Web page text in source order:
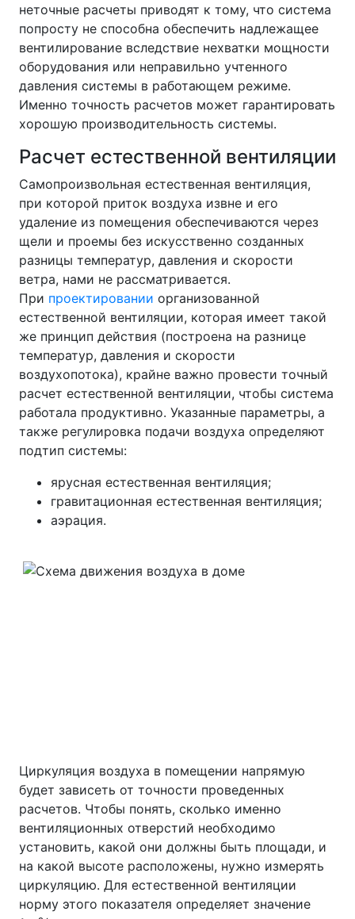
неточные расчеты приводят к тому, что система
попросту не способна обеспечить надлежащее
вентилирование вследствие нехватки мощности
оборудования или неправильно учтенного
давления системы в работающем режиме.
Именно точность расчетов может гарантировать
хорошую производительность системы.
Расчет естественной вентиляции
Самопроизвольная естественная вентиляция,
при которой приток воздуха извне и его
удаление из помещения обеспечиваются через
щели и проемы без искусственно созданных
разницы температур, давления и скорости
ветра, нами не рассматривается.
При проектировании организованной
естественной вентиляции, которая имеет такой
же принцип действия (построена на разнице
температур, давления и скорости
воздухопотока), крайне важно провести точный
расчет естественной вентиляции, чтобы система
работала продуктивно. Указанные параметры, а
также регулировка подачи воздуха определяют
подтип системы:
ярусная естественная вентиляция;
гравитационная естественная вентиляция;
аэрация.
Циркуляция воздуха в помещении напрямую
будет зависеть от точности проведенных
расчетов. Чтобы понять, сколько именно
вентиляционных отверстий необходимо
установить, какой они должны быть площади, и
на какой высоте расположены, нужно измерять
циркуляцию. Для естественной вентиляции
норму этого показателя определяет значение